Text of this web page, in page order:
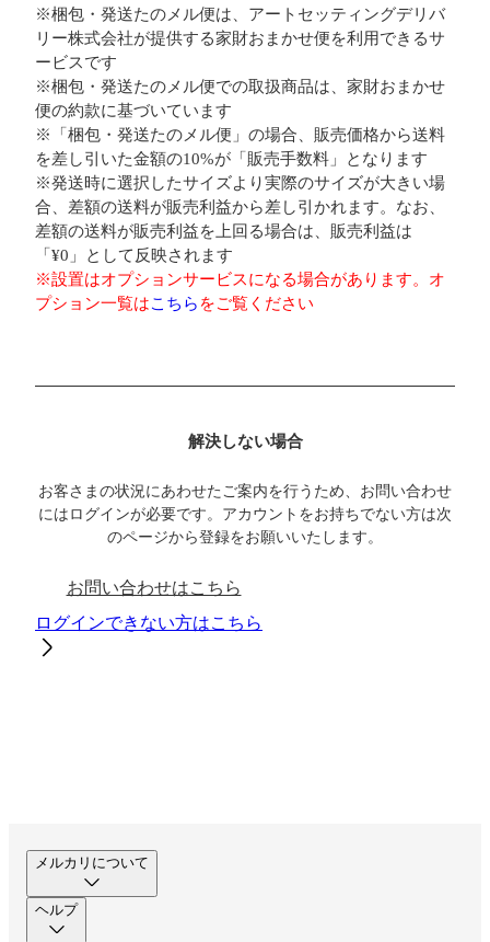
※梱包・発送たのメル便は、アートセッティングデリバ
リー株式会社が提供する家財おまかせ便を利用できるサ
ービスです
※梱包・発送たのメル便での取扱商品は、家財おまかせ
便の約款に基づいています
※「梱包・発送たのメル便」の場合、販売価格から送料
を差し引いた金額の10%が「販売手数料」となります
※発送時に選択したサイズより実際のサイズが大きい場
合、差額の送料が販売利益から差し引かれます。なお、
差額の送料が販売利益を上回る場合は、販売利益は
「¥0」として反映されます
※設置はオプションサービスになる場合があります。オ
プション一覧はこちら をご覧ください
解決しない場合
お客さまの状況にあわせたご案内を行うため、お問い合わせ
にはログインが必要です。アカウントをお持ちでない方は次
のページから登録をお願いいたします。
お問い合わせはこちら
ログインできない方はこちら
メルカリについて
ヘルプ